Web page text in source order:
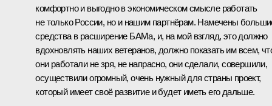
комфортно и выгодно в экономическом смысле работать
не только России, но и нашим партнёрам. Намечены
средства в расширение БАМа, и, на мой взгляд, это должно
вдохновлять наших ветеранов, должно показать им всем,
они работали не зря, не напрасно, они сделали, совершили,
осуществили огромный, очень нужный для страны проект,
который имеет своё развитие и будет иметь его дальше.